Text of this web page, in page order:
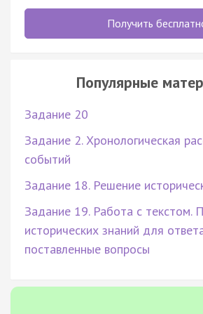
Получить
Популярные
Задание 20
Задание 2. Хронологическая
событий
Задание 18. Решение
Задание 19. Работа с текстом.
исторических знаний для
поставленные вопросы